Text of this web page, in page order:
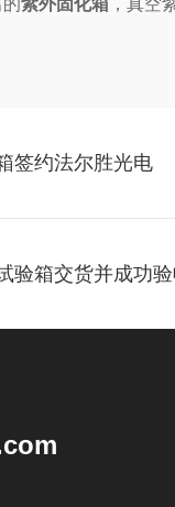
紫外固化箱 ，真空
签约法尔胜光电
验箱交货并成功